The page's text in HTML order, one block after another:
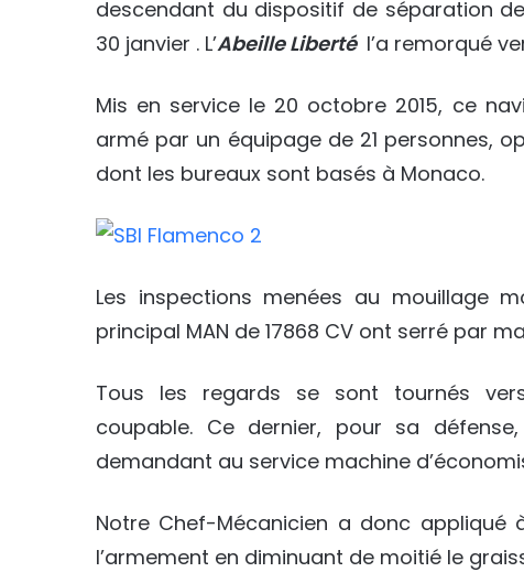
descendant du dispositif de séparation
30 janvier . L’Abeille Liberté l’a remorqué
Mis en service le 20 octobre 2015, ce
armé par un équipage de 21 personnes,
dont les bureaux sont basés à Monaco.
Les inspections menées au mouillage
principal MAN de 17868 CV ont serré par
Tous les regards se sont tournés
coupable. Ce dernier, pour sa
demandant au service machine
Notre Chef-Mécanicien a donc
l’armement en diminuant de moitié le